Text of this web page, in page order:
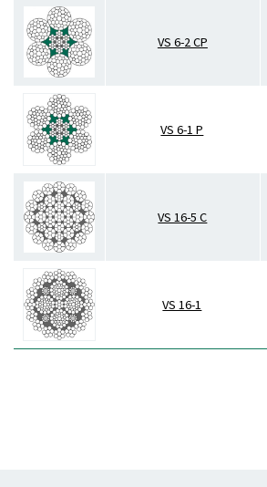
VS 6-2 CP
VS 6-1 P
VS 16-5 C
VS 16-1